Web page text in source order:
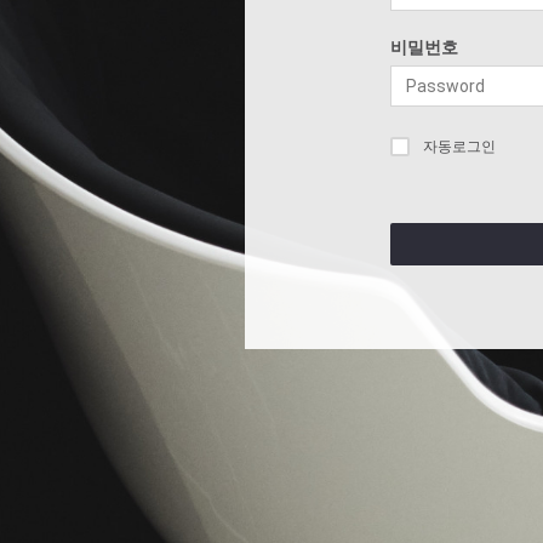
비밀번호
자동로그인